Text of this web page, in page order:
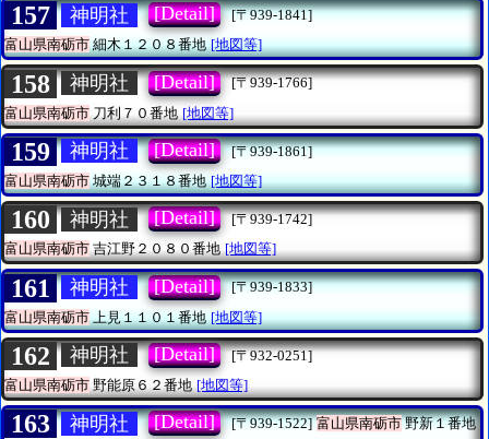
157 神明社 [Detail]
[〒939-1841]
富山県南砺市細木１２０８番地 [地図等]
158 神明社 [Detail]
[〒939-1766]
富山県南砺市 刀利７０番地 [地図等]
159 神明社 [Detail]
[〒939-1861]
富山県南砺市城端２３１８番地 [地図等]
160 神明社 [Detail]
[〒939-1742]
富山県南砺市吉江野２０８０番地 [地図等]
161 神明社 [Detail]
[〒939-1833]
富山県南砺市上見１１０１番地 [地図等]
162 神明社 [Detail]
[〒932-0251]
富山県南砺市 野能原６２番地 [地図等]
163 神明社 [Detail] [〒939-1522] 富山県南砺市野新１番地